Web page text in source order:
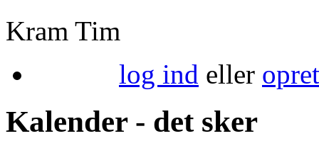
Kram Tim
log ind eller
Kalender - det sker